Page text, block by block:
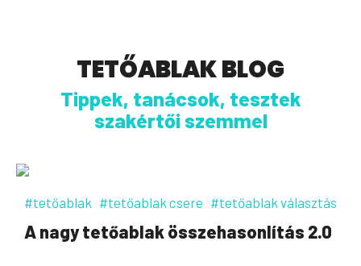
TETŐABLAK BLOG
Tippek, tanácsok, tesztek
szakértői szemmel
#tetőablak #tetőablak csere #tetőablak választás
A nagy tetőablak összehasonlítás 2.0